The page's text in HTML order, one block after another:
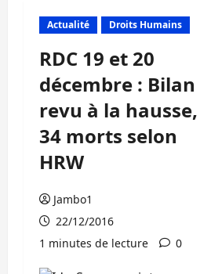
Actualité Droits Humains
RDC 19 et 20
décembre : Bilan
revu à la hausse,
34 morts selon
HRW
Jambo1
22/12/2016
1 minutes de lecture
0